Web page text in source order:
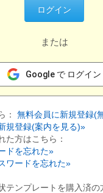
または
Google で ログイン
：無料会員に新規登録(
規登録(案内を見る)»
た方はこちら：
ドを忘れた»
ワードを忘れた»
テンプレートを購入済の